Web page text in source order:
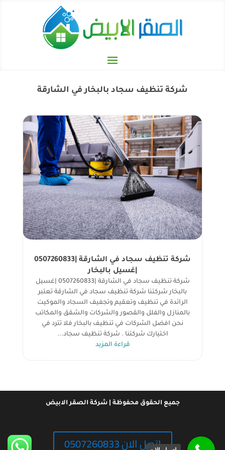
شركة تنظيف سجاد بالبخار في الشارقة
شركة تنظيف سجاد في الشارقة |0507260833
|غسيل بالبخار
شركة تنظيف سجاد في الشارقة |0507260833 |غسيل
بالبخار شركتنا شركة تنظيف سجاد في الشارقة تعتبر
الرائدة في تنظيف وتعقيم وتجفيف السجاد والموكيت
بالمنازل والفلل والقصور والشركات والشقق والمكاتب
نحن افضل الشركات في تنظيف بالبخار فلا تترد في
اختيارك شركتنا . شركة تنظيف سجاد...
قراءة المزيد
جميع الحقوق محفوظة | شركة الصقر الابيض
اتصل الان 0507260833